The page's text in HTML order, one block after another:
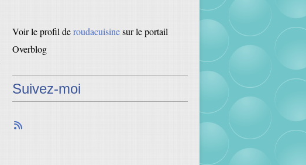
Voir le profil deroudacuisinesur le portail
Overblog
Suivez-moi